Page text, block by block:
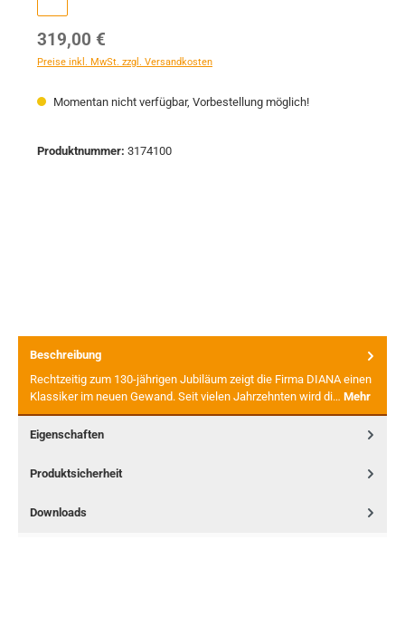
Regulärer Preis:
319,00 €
Preise inkl. MwSt. zzgl. Versandkosten
Momentan nicht verfügbar, Vorbestellung möglich!
Produktnummer: 3174100
Beschreibung
Rechtzeitig zum 130-jährigen Jubiläum zeigt die Firma DIANA einen
Klassiker im neuen Gewand. Seit vielen Jahrzehnten wird di… Mehr
Eigenschaften
Produktsicherheit
Downloads